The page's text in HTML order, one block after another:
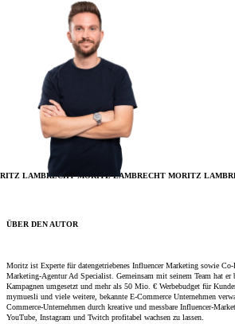
LAMBRECHT MORITZ LAMBRECHT MORITZ
ÜBER DEN AUTOR
Moritz ist Experte für datengetriebenes Influencer Marketing sowie
Marketing-Agentur Ad Specialist. Gemeinsam mit seinem Team hat er
Kampagnen umgesetzt und mehr als 50 Mio. € Werbebudget für
mymuesli und viele weitere, bekannte E-Commerce Unternehmen
Commerce-Unternehmen durch kreative und messbare Influencer-
YouTube, Instagram und Twitch profitabel wachsen zu lassen.